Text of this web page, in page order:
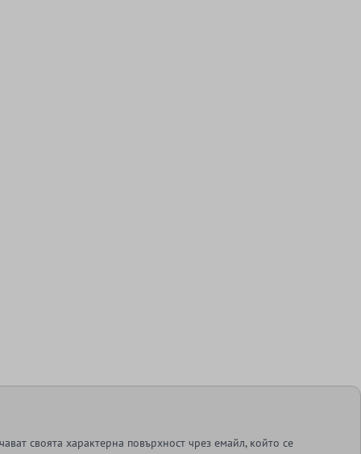
своята характерна повърхност чрез емайл, който се